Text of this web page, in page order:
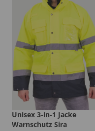
Unisex 3-in-1 Jacke
Warnschutz Sira